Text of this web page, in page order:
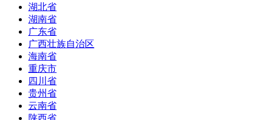
湖北省
湖南省
广东省
广西壮族自治区
海南省
重庆市
四川省
贵州省
云南省
陕西省